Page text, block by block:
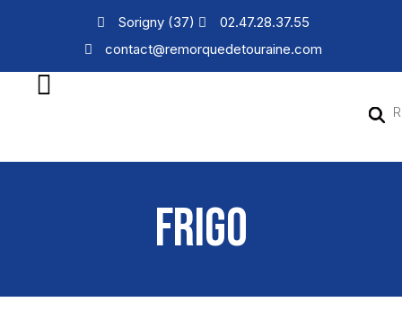
Sorigny (37)
02.47.28.37.55
contact@remorquedetouraine.com
FRIGO